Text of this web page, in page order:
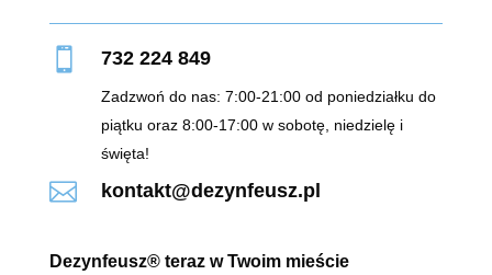
 732 224 849
Zadzwoń do nas: 7:00-21:00 od poniedziałku do
piątku oraz 8:00-17:00 w sobotę, niedzielę i
święta!
 kontakt@dezynfeusz.pl
Dezynfeusz® teraz w Twoim mieście